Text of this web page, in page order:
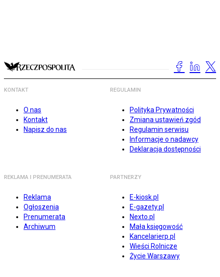
KONTAKT
O nas
Kontakt
Napisz do nas
REGULAMIN
Polityka Prywatności
Zmiana ustawień zgód
Regulamin serwisu
Informacje o nadawcy
Deklaracja dostępności
REKLAMA I PRENUMERATA
Reklama
Ogłoszenia
Prenumerata
Archiwum
PARTNERZY
E-kiosk.pl
E-gazety.pl
Nexto.pl
Mała księgowość
Kancelarierp.pl
Wieści Rolnicze
Życie Warszawy